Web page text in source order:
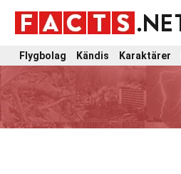
Flygbolag Kändis Karaktärer